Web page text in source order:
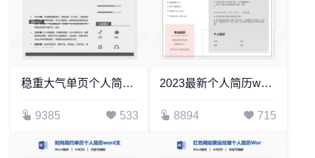
稳重大气单页个人简历word文档(8)
9385 533
2023最新个人简历word模板(15)
8894 715